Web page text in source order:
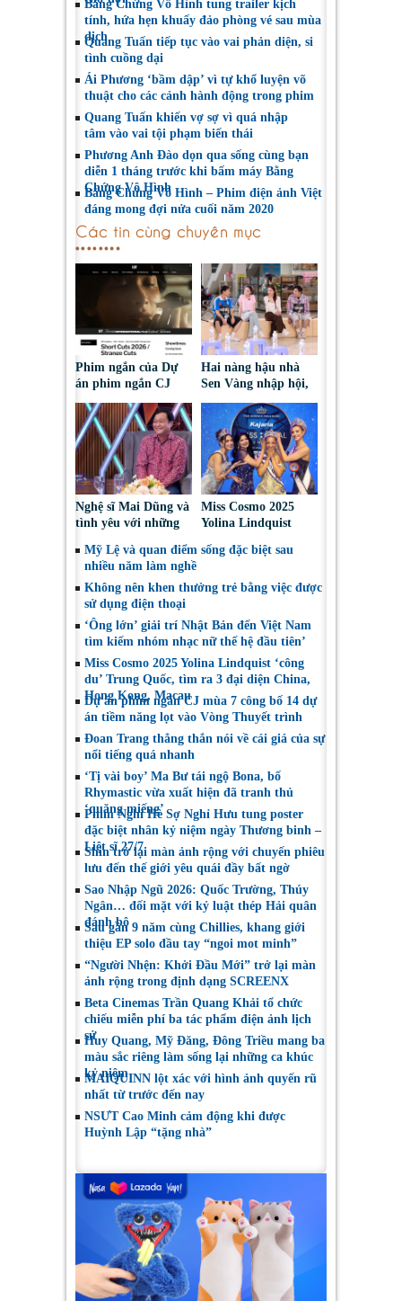
Bằng Chứng Vô Hình tung trailer kịch
tính, hứa hẹn khuấy đảo phòng vé sau mùa
dịch
Quang Tuấn tiếp tục vào vai phản diện, si
tình cuồng dại
Ái Phương ‘bầm dập’ vì tự khổ luyện võ
thuật cho các cảnh hành động trong phim
Quang Tuấn khiến vợ sợ vì quá nhập
tâm vào vai tội phạm biến thái
Phương Anh Đào dọn qua sống cùng bạn
diễn 1 tháng trước khi bấm máy Bằng
Chứng Vô Hình
Bằng Chứng Vô Hình – Phim điện ảnh Việt
đáng mong đợi nửa cuối năm 2020
Các tin cùng chuyên mục
Phim ngắn của Dự
án phim ngắn CJ
tại LHP quốc tế
Toronto 2026
Hai nàng hậu nhà
Sen Vàng nhập hội,
chinh phục khán giả
Nghệ sĩ Mai Dũng và
tình yêu với những
Miss Cosmo 2025
Yolina Lindquist
đại diện mới tranh
Mỹ Lệ và quan điểm sống đặc biệt sau
nhiều năm làm nghề
Không nên khen thưởng trẻ bằng việc được
sử dụng điện thoại
‘Ông lớn’ giải trí Nhật Bản đến Việt Nam
tìm kiếm nhóm nhạc nữ thế hệ đầu tiên’
Miss Cosmo 2025 Yolina Lindquist ‘công
du’ Trung Quốc, tìm ra 3 đại diện China,
Hong Kong, Macau
Dự án phim ngắn CJ mùa 7 công bố 14 dự
án tiềm năng lọt vào Vòng Thuyết trình
Đoan Trang thẳng thắn nói về cái giá của sự
nổi tiếng quá nhanh
‘Tị vài boy’ Ma Bư tái ngộ Bona, bố
Rhymastic vừa xuất hiện đã tranh thủ
‘quăng miếng’
Phim Nghỉ Hè Sợ Nghỉ Hưu tung poster
đặc biệt nhân kỷ niệm ngày Thương binh –
Liệt sĩ 27/7
Shin trở lại màn ảnh rộng với chuyến phiêu
lưu đến thế giới yêu quái đầy bất ngờ
Sao Nhập Ngũ 2026: Quốc Trường, Thúy
Ngân… đối mặt với kỷ luật thép Hải quân
đánh bộ
Sau gần 9 năm cùng Chillies, khang giới
thiệu EP solo đầu tay “ngoi mot minh”
“Người Nhện: Khởi Đầu Mới” trở lại màn
ảnh rộng trong định dạng SCREENX
Beta Cinemas Trần Quang Khải tổ chức
chiếu miễn phí ba tác phẩm điện ảnh lịch
sử
Huy Quang, Mỹ Đăng, Đông Triều mang ba
màu sắc riêng làm sống lại những ca khúc
kỷ niệm
MAIQUINN lột xác với hình ảnh quyến rũ
nhất từ trước đến nay
NSƯT Cao Minh cảm động khi được
Huỳnh Lập “tặng nhà”